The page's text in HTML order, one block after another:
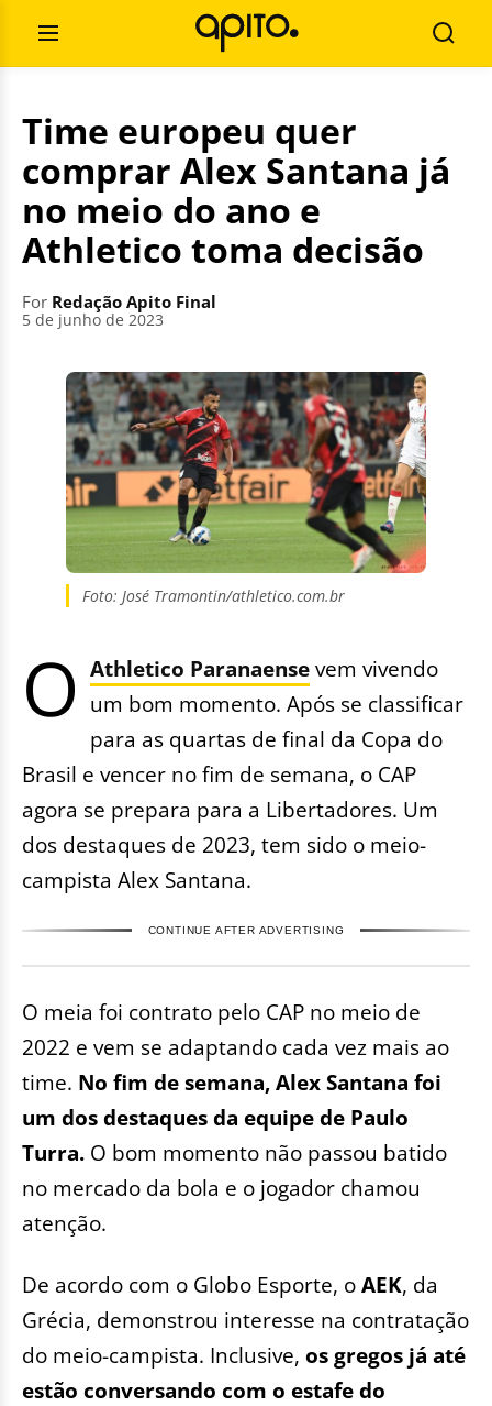
contentOpen
Menu
for:
Time europeu quer
comprar Alex Santana já
no meio do ano e
Athletico toma decisão
For Redação Apito Final
5 de junho de 2023
Foto: José Tramontin/athletico.com.br
O Athletico Paranaensevem vivendo
um bom momento. Após se classificar
para as quartas de final da Copa do
Brasil e vencer no fim de semana, o CAP
agora se prepara para a Libertadores. Um
dos destaques de 2023, tem sido o meio-
campista Alex Santana.
CONTINUE AFTER ADVERTISING
O meia foi contrato pelo CAP no meio de
2022 e vem se adaptando cada vez mais ao
time. No fim de semana, Alex Santana foi
um dos destaques da equipe de Paulo
Turra. O bom momento não passou batido
no mercado da bola e o jogador chamou
atenção.
De acordo com o Globo Esporte, oAEK, da
Grécia, demonstrou interesse na contratação
do meio-campista. Inclusive, os gregos já até
estão conversando com o estafe do